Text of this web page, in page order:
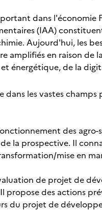
dans l'économie
(IAA)
Aujourd'hui, les
amplifiés en raison de
énergétique, de la
dans les vastes champs
des agro-
la prospective. Il
mise en
de projet de
propose des actions
du projet de